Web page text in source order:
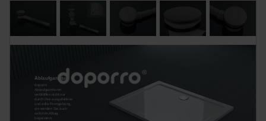
Ablaufgarnitur
doporro
Ablaufgarnituren
verblüffen nicht nur
durch ihre ausgefallene
und edle Formgebung,
sie werden Sie auch
sofort im Alltag
begeistern.